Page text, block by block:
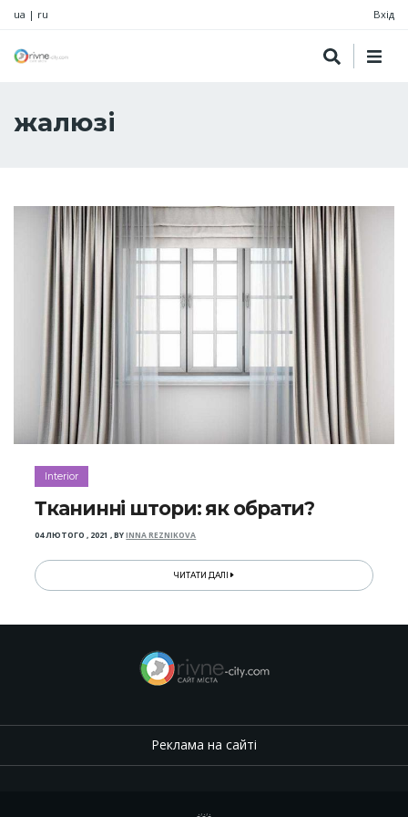
ua | ru Вхід
жалюзі
Interior
Тканинні штори: як обрати?
04 ЛЮТОГО , 2021 ,BYINNA REZNIKOVA
ЧИТАТИ ДАЛІ
Реклама на сайті
.,.,.